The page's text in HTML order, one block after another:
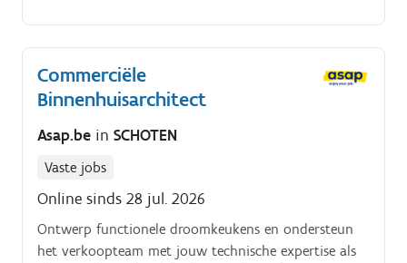
Commerciële
Binnenhuisarchitect
Asap.be in SCHOTEN
Vaste jobs
Online sinds 28 jul. 2026
Ontwerp functionele droomkeukens en ondersteun
het verkoopteam met jouw technische expertise als